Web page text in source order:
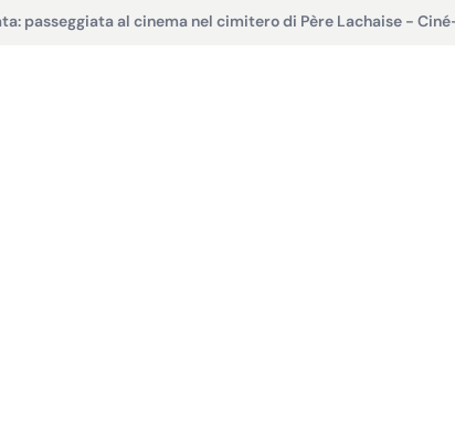
passeggiata al cinema nel cimitero di Père Lachaise -